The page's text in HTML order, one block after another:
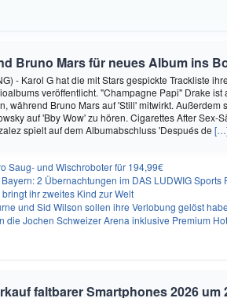
Bruno Mars für neues Album ins
- Karol G hat die mit Stars gespickte Trackliste
veröffentlicht. "Champagne Papi" Drake ist
während Bruno Mars auf 'Still' mitwirkt. Außerdem
auf 'Bby Wow' zu hören. Cigarettes After Sex-
spielt auf dem Albumabschluss 'Después de
Saug- und Wischroboter für 194,99€
2 Übernachtungen im DAS LUDWIG Sports Resort
ihr zweites Kind zur Welt
und Sid Wilson sollen ihre Verlobung gelöst
die Jochen Schweizer Arena inklusive Premium Hotel
faltbarer Smartphones 2026 um